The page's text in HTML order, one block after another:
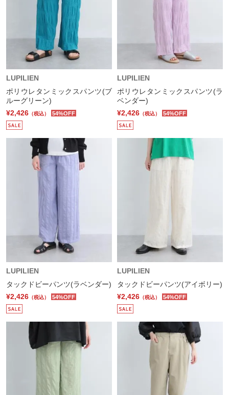
LUPILIEN
ポリウレタンミックスパンツ(ブ
ルーグリーン)
¥2,426 （税込） 54%OFF
LUPILIEN
ポリウレタンミックスパンツ(ラ
ベンダー)
¥2,426 （税込） 54%OFF
LUPILIEN
タックドビーパンツ(ラベンダー)
¥2,426 （税込） 54%OFF
LUPILIEN
タックドビーパンツ(アイボリー)
¥2,426 （税込） 54%OFF